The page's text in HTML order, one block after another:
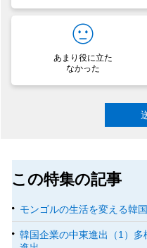
あまり役に立た
なかった
この特集の記事
モンゴルの生活を変える韓
韓国企業の中東進出（1）